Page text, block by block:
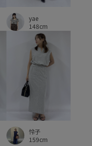
yae
148cm
怜子
159cm